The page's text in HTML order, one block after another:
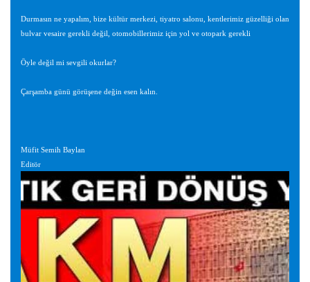
Durmasın ne yapalım, bize kültür merkezi, tiyatro salonu, kentlerimiz güzelliği olan
bulvar vesaire gerekli değil, otomobillerimiz için yol ve otopark gerekli
Öyle değil mi sevgili okurlar?
Çarşamba günü görüşene değin esen kalın.
Müfit Semih Baylan
Editör